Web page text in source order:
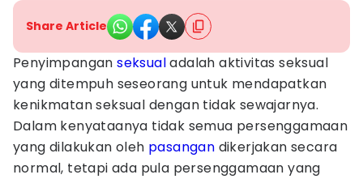
Share Article
Penyimpanganseksualadalah aktivitas seksual
yang ditempuh seseorang untuk mendapatkan
kenikmatan seksual dengan tidak sewajarnya.
Dalam kenyataanya tidak semua persenggamaan
yang dilakukan oleh pasangan dikerjakan secara
normal, tetapi ada pula persenggamaan yang